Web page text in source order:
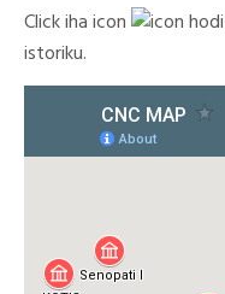
Click iha icon
istoriku.